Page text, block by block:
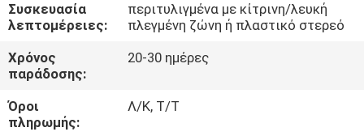
ΜΑΣ
ΕΛΆΤΕ
ΣΕ
ΕΠΑΦΉ
Συσκευασία
λεπτομέρειες:
περιτυλιγμένα με κίτρινη/λευκή
πλεγμένη ζώνη ή πλαστικό στερεό
Χρόνος
παράδοσης:
20-30 ημέρες
Όροι
πληρωμής:
Λ/Κ, Τ/Τ